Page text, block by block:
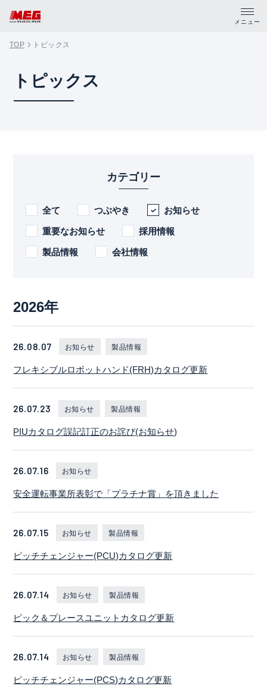
メニュー
トップ
製品・サポート
PDFカタログ
CADデータ
生産終了・後継機種
プライバシーポリシー
TOP トピックス
トピックス
カテゴリー
全て つぶやき お知らせ
重要なお知らせ 採用情報
製品情報 会社情報
2026年
26.08.07 お知らせ 製品情報
フレキシブルロボットハンド(FRH)カタログ更新
26.07.23 お知らせ 製品情報
PIUカタログ誤記訂正のお詫び(お知らせ)
26.07.16 お知らせ
安全運転事業所表彰で「プラチナ賞」を頂きました
26.07.15 お知らせ 製品情報
ピッチチェンジャー(PCU)カタログ更新
26.07.14 お知らせ 製品情報
ピック＆プレースユニットカタログ更新
26.07.14 お知らせ 製品情報
ピッチチェンジャー(PCS)カタログ更新